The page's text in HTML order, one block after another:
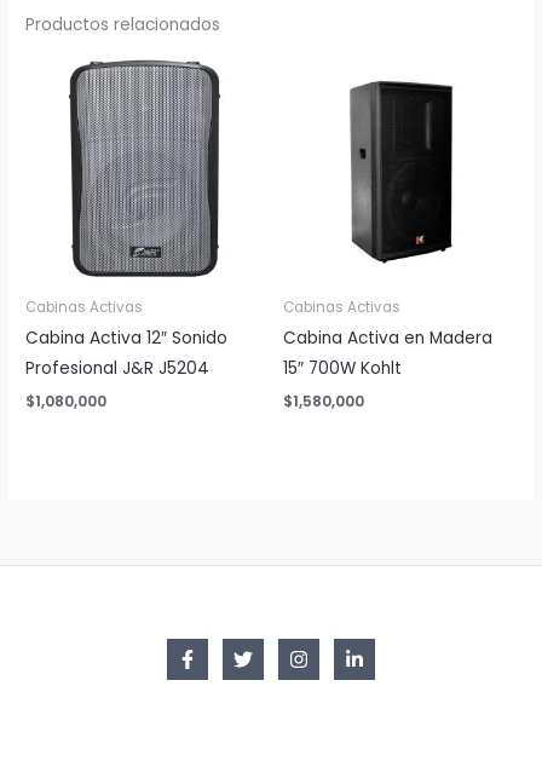
Productos relacionados
Cabinas Activas
Cabina Activa 12″ Sonido
Profesional J&R J5204
$1,080,000
Cabinas Activas
Cabina Activa en Madera
15″ 700W Kohlt
$1,580,000